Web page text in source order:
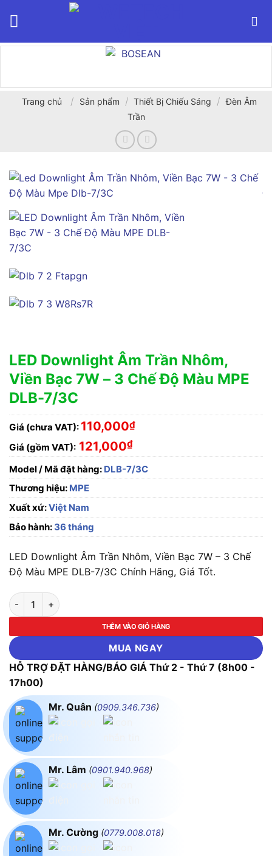
Trang chủ / Sản phẩm / Thiết Bị Chiếu Sáng / Đèn Âm
Trần
LED Downlight Âm Trần Nhôm,
Viền Bạc 7W – 3 Chế Độ Màu MPE
DLB-7/3C
Giá (chưa VAT): 110,000₫
Giá (gồm VAT): 121,000₫
Model / Mã đặt hàng: DLB-7/3C
Thương hiệu: MPE
Xuất xứ:Việt Nam
Bảo hành: 36 tháng
LED Downlight Âm Trần Nhôm, Viền Bạc 7W – 3 Chế
Độ Màu MPE DLB-7/3C Chính Hãng, Giá Tốt.
LED Downlight Âm Trần Nhôm, Viền Bạc 7W - 3 Chế Độ Màu
THÊM VÀO GIỎ HÀNG
MUA NGAY
HỖ TRỢ ĐẶT HÀNG/BÁO GIÁ Thứ 2 - Thứ 7 (8h00 -
17h00)
Mr. Quân (0909.346.736)
Mr. Lâm (0901.940.968)
Mr. Cường (0779.008.018)